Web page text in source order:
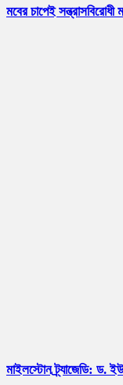
মবের চাপেই
মাইলস্টোন ট্র্যাজেডি: ড.